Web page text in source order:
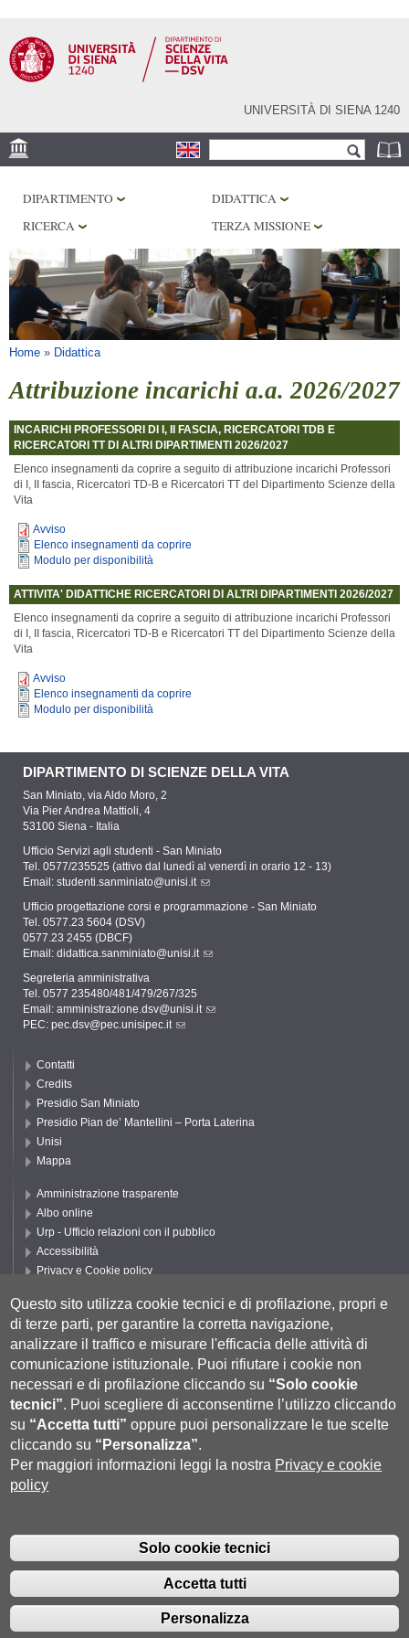
contenuto
principale
UNIVERSITÀ DI SIENA 1240
Form di ricerca
CORE FACILITIES
BIBLIOTECHE
SERVIZI
DIPARTIMENTO
DIDATTICA
RICERCA
TERZA MISSIONE
Tu sei qui
Home » Didattica
Attribuzione incarichi a.a. 2026/2027
INCARICHI PROFESSORI DI I, II FASCIA, RICERCATORI TDB E
RICERCATORI TT DI ALTRI DIPARTIMENTI 2026/2027
Elenco insegnamenti da coprire a seguito di attribuzione incarichi Professori
di I, II fascia, Ricercatori TD-B e Ricercatori TT del Dipartimento Scienze della
Vita
Avviso
Elenco insegnamenti da coprire
Modulo per disponibilità
ATTIVITA' DIDATTICHE RICERCATORI DI ALTRI DIPARTIMENTI 2026/2027
Elenco insegnamenti da coprire a seguito di attribuzione incarichi Professori
di I, II fascia, Ricercatori TD-B e Ricercatori TT del Dipartimento Scienze della
Vita
Avviso
Elenco insegnamenti da coprire
Modulo per disponibilità
DIPARTIMENTO DI SCIENZE DELLA VITA
San Miniato, via Aldo Moro, 2
Via Pier Andrea Mattioli, 4
53100 Siena - Italia
Ufficio Servizi agli studenti - San Miniato
Tel. 0577/235525 (attivo dal lunedì al venerdì in orario 12 - 13)
Email: studenti.sanminiato@unisi.it
Ufficio progettazione corsi e programmazione - San Miniato
Tel. 0577.23 5604 (DSV)
0577.23 2455 (DBCF)
Email: didattica.sanminiato@unisi.it
Segreteria amministrativa
Tel. 0577 235480/481/479/267/325
Email: amministrazione.dsv@unisi.it
PEC: pec.dsv@pec.unisipec.it
Contatti
Credits
Presidio San Miniato
Presidio Pian de’ Mantellini – Porta Laterina
Unisi
Mappa
Amministrazione trasparente
Albo online
Urp - Ufficio relazioni con il pubblico
Accessibilità
Privacy e Cookie policy
Segui UNISI
P.IVA 00273530527 | C.F. 80002070524 |Coordinate bancarie|Caselle
Pec: Posta Elettronica Certificata|Fatturazione Elettronica
- URP - Ufficio Relazioni con il Pubblico Tel.
0577 235555 (dal lunedì al venerdì dalle 9.30 alle 10.30)
Questo sito utilizza cookie tecnici e di profilazione, propri e
di terze parti, per garantire la corretta navigazione,
analizzare il traffico e misurare l'efficacia delle attività di
comunicazione istituzionale. Puoi rifiutare i cookie non
necessari e di profilazione cliccando su “Solo cookie
tecnici”. Puoi scegliere di acconsentirne l’utilizzo cliccando
su “Accetta tutti” oppure puoi personalizzare le tue scelte
cliccando su “Personalizza”.
Per maggiori informazioni leggi la nostra Privacy e cookie
policy
Solo cookie tecnici
Accetta tutti
Personalizza